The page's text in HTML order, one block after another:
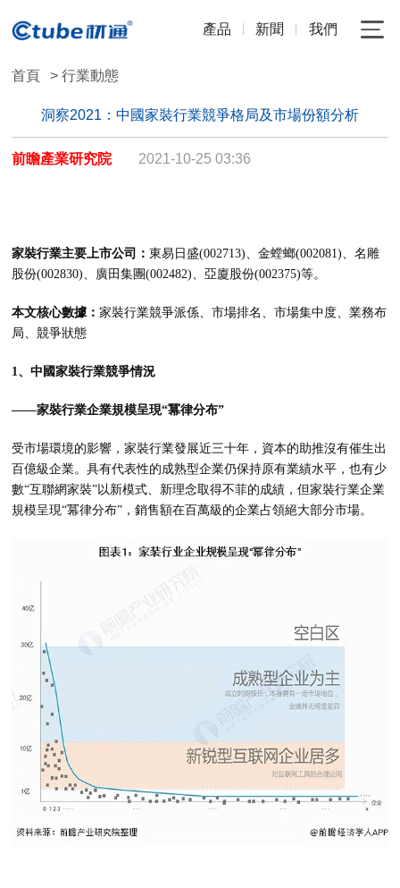
產品 新聞 我們
首頁 > 行業動態
洞察2021：中國家裝行業競爭格局及市場份額分析
前瞻產業研究院 2021-10-25 03:36
家裝行業主要上市公司：東易日盛(002713)、金螳螂(002081)、名雕
股份(002830)、廣田集團(002482)、亞廈股份(002375)等。
本文核心數據：家裝行業競爭派係、市場排名、市場集中度、業務布
局、競爭狀態
1、中國家裝行業競爭情況
——家裝行業企業規模呈現“冪律分布”
受市場環境的影響，家裝行業發展近三十年，資本的助推沒有催生出
百億級企業。具有代表性的成熟型企業仍保持原有業績水平，也有少
數“互聯網家裝”以新模式、新理念取得不菲的成績，但家裝行業企業
規模呈現“冪律分布”，銷售額在百萬級的企業占領絕大部分市場。